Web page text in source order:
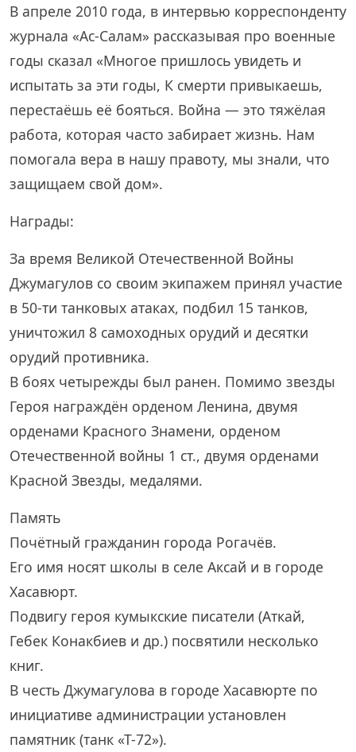
В апреле 2010 года, в интервью корреспонденту
журнала «Ас-Салам» рассказывая про военные
годы сказал «Многое пришлось увидеть и
испытать за эти годы, К смерти привыкаешь,
перестаёшь её бояться. Война — это тяжёлая
работа, которая часто забирает жизнь. Нам
помогала вера в нашу правоту, мы знали, что
защищаем свой дом».
Награды:
За время Великой Отечественной Войны
Джумагулов со своим экипажем принял участие
в 50-ти танковых атаках, подбил 15 танков,
уничтожил 8 самоходных орудий и десятки
орудий противника.
В боях четырежды был ранен. Помимо звезды
Героя награждён орденом Ленина, двумя
орденами Красного Знамени, орденом
Отечественной войны 1 ст., двумя орденами
Красной Звезды, медалями.
Память
Почётный гражданин города Рогачёв.
Его имя носят школы в селе Аксай и в городе
Хасавюрт.
Подвигу героя кумыкские писатели (Аткай,
Гебек Конакбиев и др.) посвятили несколько
книг.
В честь Джумагулова в городе Хасавюрте по
инициативе администрации установлен
памятник (танк «Т-72»).